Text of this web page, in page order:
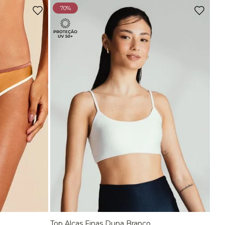
70%
Top Comfort Decote Reto Sem Costura Preto
R$ 129
90
Ou
deR$ 64,95
Top Comfort Decote Reto Sem Costura Marrom Carvalho
Ou
2 xde R$ 64,95 sem juros
Top Bojo Comfort Marrom Wood
De
90
Top Alças Finas E Duplas Sem Costura Marrom Carvalho